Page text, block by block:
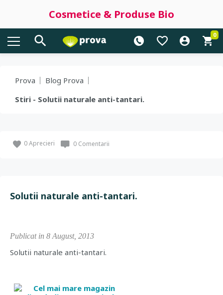
Cosmetice & Produse Bio
0
Prova
Blog Prova
Stiri - Solutii naturale anti-tantari.
0Aprecieri 0 Comentarii
Solutii naturale anti-tantari.
Publicat in 8 August, 2013
Solutii naturale anti-tantari.